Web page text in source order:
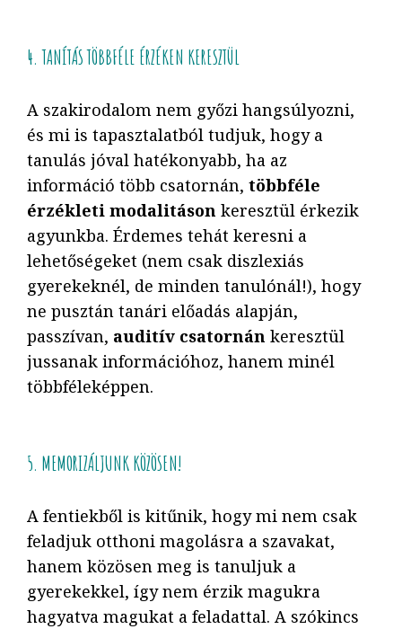
4. TANÍTÁS TÖBBFÉLE ÉRZÉKEN KERESZTÜL
A szakirodalom nem győzi hangsúlyozni,
és mi is tapasztalatból tudjuk, hogy a
tanulás jóval hatékonyabb, ha az
információ több csatornán, többféle
érzékleti modalitáson keresztül érkezik
agyunkba. Érdemes tehát keresni a
lehetőségeket (nem csak diszlexiás
gyerekeknél, de minden tanulónál!), hogy
ne pusztán tanári előadás alapján,
passzívan, auditív csatornán keresztül
jussanak információhoz, hanem minél
többféleképpen.
5. MEMORIZÁLJUNK KÖZÖSEN!
A fentiekből is kitűnik, hogy mi nem csak
feladjuk otthoni magolásra a szavakat,
hanem közösen meg is tanuljuk a
gyerekekkel, így nem érzik magukra
hagyatva magukat a feladattal. A szókincs